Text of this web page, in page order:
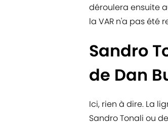
déroulera ensuite
la VAR n'a pas été
Sandro
de Dan
Ici, rien à dire. La
Sandro Tonali ou